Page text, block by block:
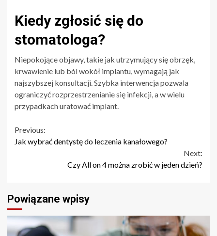
Kiedy zgłosić się do
stomatologa?
Niepokojące objawy, takie jak utrzymujący się obrzęk,
krwawienie lub ból wokół implantu, wymagają jak
najszybszej konsultacji. Szybka interwencja pozwala
ograniczyć rozprzestrzenianie się infekcji, a w wielu
przypadkach uratować implant.
Continue
Previous:
Jak wybrać dentystę do leczenia kanałowego?
Next:
Czy All on 4 można zrobić w jeden dzień?
Powiązane wpisy